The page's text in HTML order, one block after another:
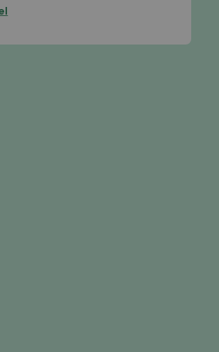
a mentor to someone with a